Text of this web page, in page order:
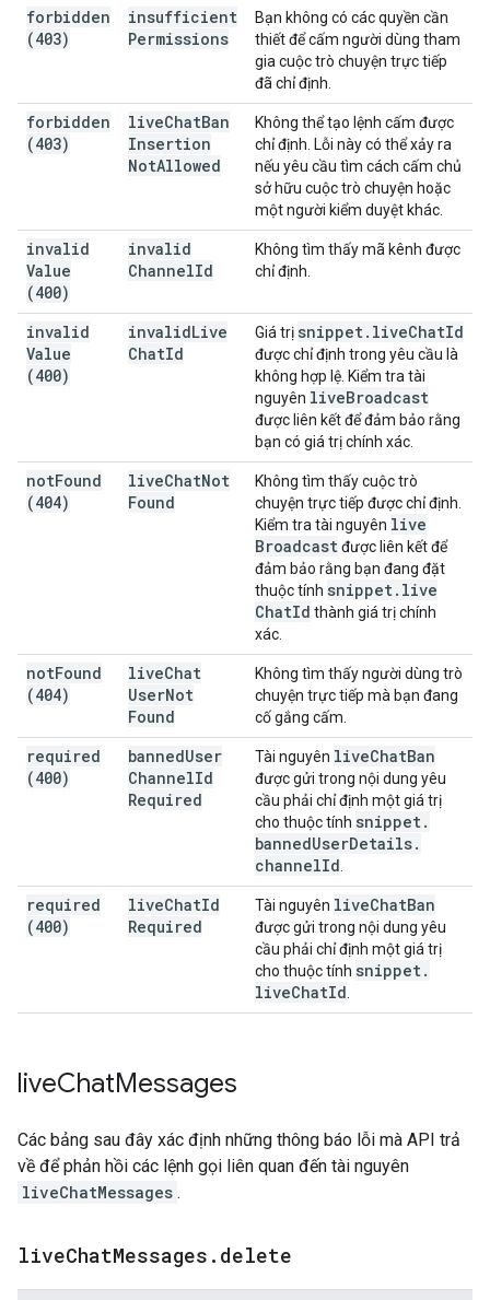
forbidden
(403)
insufficient
Permissions
Bạn không có các quyền cần
thiết để cấm người dùng tham
gia cuộc trò chuyện trực tiếp
đã chỉ định.
forbidden
(403)
liveChatBan
Insertion
NotAllowed
Không thể tạo lệnh cấm được
chỉ định. Lỗi này có thể xảy ra
nếu yêu cầu tìm cách cấm chủ
sở hữu cuộc trò chuyện hoặc
một người kiểm duyệt khác.
invalid
Value
(400)
invalid
ChannelId
Không tìm thấy mã kênh được
chỉ định.
invalid
Value
(400)
invalidLive
ChatId
Giá trị snippet. liveChatId
được chỉ định trong yêu cầu là
không hợp lệ. Kiểm tra tài
nguyên liveBroadcast
được liên kết để đảm bảo rằng
bạn có giá trị chính xác.
notFound
(404)
liveChatNot
Found
Không tìm thấy cuộc trò
chuyện trực tiếp được chỉ định.
Kiểm tra tài nguyên live
Broadcastđược liên kết để
đảm bảo rằng bạn đang đặt
thuộc tính snippet. live
ChatId thành giá trị chính
xác.
notFound
(404)
liveChat
UserNot
Found
Không tìm thấy người dùng trò
chuyện trực tiếp mà bạn đang
cố gắng cấm.
required
(400)
bannedUser
ChannelId
Required
Tài nguyên liveChatBan
được gửi trong nội dung yêu
cầu phải chỉ định một giá trị
cho thuộc tính snippet.
bannedUserDetails.
channelId
required
(400)
liveChatId
Required
Tài nguyên liveChatBan
được gửi trong nội dung yêu
cầu phải chỉ định một giá trị
cho thuộc tính snippet.
liveChatId
liveChatMessages
Các bảng sau đây xác định những thông báo lỗi mà API trả
về để phản hồi các lệnh gọi liên quan đến tài nguyên
liveChatMessages .
liveChatMessages . delete